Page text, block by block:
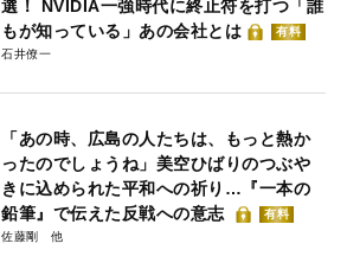
選！ NVIDIA一強時代に終止符を打つ「誰
もが知っている」あの会社とは
有料
石井僚一
「あの時、広島の人たちは、もっと熱か
ったのでしょうね」美空ひばりのつぶや
きに込められた平和への祈り…『一本の
鉛筆』で伝えた反戦への意志
有料
佐藤剛